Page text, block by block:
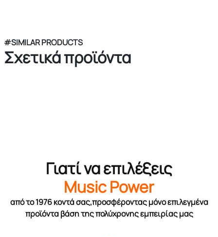
#SIMILAR PRODUCTS
Σχετικά προϊόντα
Γιατί να επιλέξεις
Music Power
από το 1976 κοντά σας,προσφέροντας μόνο επιλεγμένα
προϊόντα βάση της πολύχρονης εμπειρίας μας